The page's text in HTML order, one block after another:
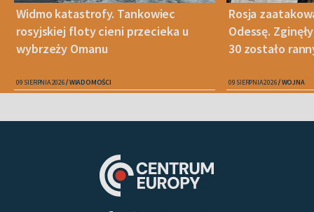
Widmo katastrofy. Tankowiec
rosyjskiej floty cieni przecieka u
wybrzeży Omanu
09 SIERPNIA 2026 WIADOMOŚCI
Rosja
Odessę.
30 zostało
09 SIERPNIA 2026 WOJNA